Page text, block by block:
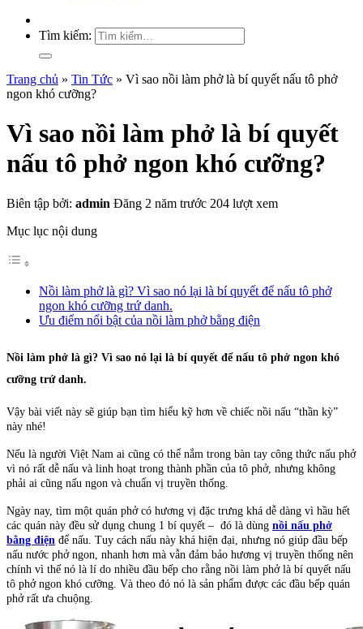
Tìm kiếm:
Trang chủ » Tin Tức » Vì sao nồi làm phở là bí quyết nấu tô phở
ngon khó cưỡng?
Vì sao nồi làm phở là bí quyết
nấu tô phở ngon khó cưỡng?
Biên tập bởi: admin Đăng 2 năm trước 204 lượt xem
Mục lục nội dung
Nồi làm phở là gì? Vì sao nó lại là bí quyết để nấu tô phở
ngon khó cưỡng trứ danh.
Ưu điểm nổi bật của nồi làm phở bằng điện
Nồi làm phở là gì? Vì sao nó lại là bí quyết để nấu tô phở ngon khó
cưỡng trứ danh.
Vậy bài viết này sẽ giúp bạn tìm hiểu kỹ hơn về chiếc nồi nấu “thần kỳ”
này nhé!
Nếu là người Việt Nam ai cũng có thể nắm trong bàn tay công thức nấu phở
vì nó rất dễ nấu và linh hoạt trong thành phần của tô phở, nhưng không
phải ai cũng nấu ngon và chuẩn vị truyền thống.
Ngày nay, tìm một quán phở có hương vị đặc trưng khá dễ dàng vì hầu hết
các quán này đều sử dụng chung 1 bí quyết – đó là dùng nồi nấu phở
bằng điện để nấu. Tuy cách nấu này khá hiện đại, nhưng nó giúp đầu bếp
nấu nước phở ngon, nhanh hơn mà vẫn đảm bảo hương vị truyền thống nên
chính vì thế nó là lí do nhiều đầu bếp cho rằng nồi làm phở là bí quyết nấu
tô phở ngon khó cưỡng. Và theo đó nó là sản phẩm được các đầu bếp quán
phở rất ưa chuộng.